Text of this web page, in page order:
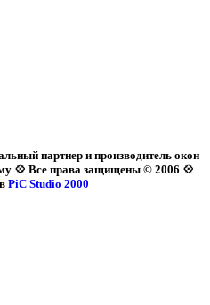
партнер и производитель окон
💠 Все права защищены © 2006 💠
PiC Studio 2000